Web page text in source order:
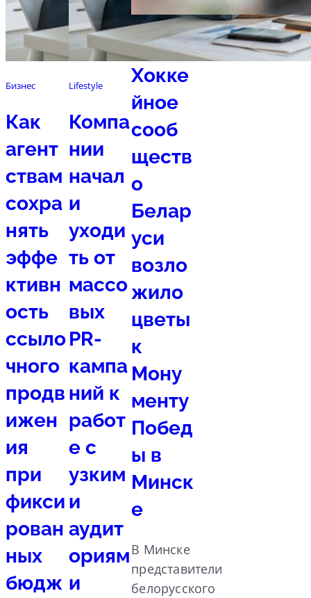
Бизнес
Как
агент
ствам
сохра
нять
эффе
ктивн
ость
ссыло
чного
продв
ижен
ия
при
фикси
рован
ных
бюдж
Lifestyle
Компа
нии
начал
и
уходи
ть от
массо
вых
PR-
кампа
ний к
работ
е с
узким
и
аудит
ориям
и
Спорт
Хокке
йное
сооб
ществ
о
Белар
уси
возло
жило
цветы
к
Мону
менту
Побед
ы в
Минск
е
В Минске
представители
белорусского